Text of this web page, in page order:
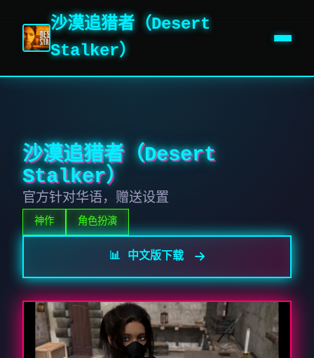
沙漠追猎者（Desert
Stalker）
沙漠追猎者（Desert
Stalker）
官方针对华语，赠送设置
神作 角色扮演
📊 中文版下载